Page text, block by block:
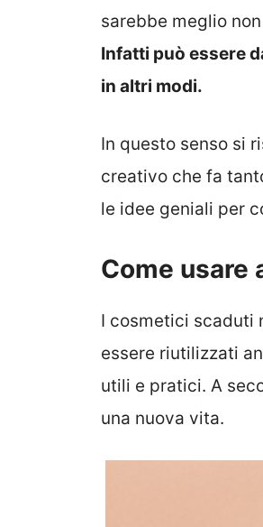
sarebbe meglio
Infatti può essere
in altri modi.
In questo senso si
creativo che fa
le idee geniali per
Come usare
I cosmetici scaduti
essere riutilizzati
utili e pratici. A
una nuova vita.